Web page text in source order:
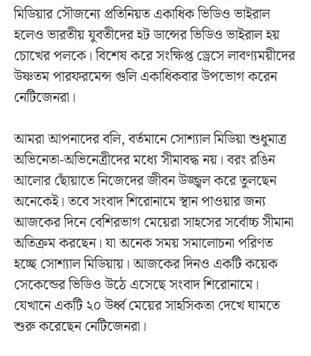
মিডিয়ার সৌজন্যে প্রতিনিয়ত একাধিক ভিডিও ভাইরাল
হলেও ভারতীয় যুবতীদের হট ডান্সের ভিডিও ভাইরাল হয়
চোখের পলকে। বিশেষ করে সংক্ষিপ্ত ড্রেসে লাবণ্যময়ীদের
উষ্ণতম পারফরমেন্স গুলি একাধিকবার উপভোগ করেন
নেটিজেনরা।
আমরা আপনাদের বলি, বর্তমানে সোশ্যাল মিডিয়া শুধুমাত্র
অভিনেতা-অভিনেত্রীদের মধ্যে সীমাবদ্ধ নয়। বরং রঙিন
আলোর ছোঁয়াতে নিজেদের জীবন উজ্জ্বল করে তুলছেন
অনেকেই। তবে সংবাদ শিরোনামে স্থান পাওয়ার জন্য
আজকের দিনে বেশিরভাগ মেয়েরা সাহসের সর্বোচ্চ সীমানা
অতিক্রম করছেন। যা অনেক সময় সমালোচনা পরিণত
হচ্ছে সোশ্যাল মিডিয়ায়। আজকের দিনও একটি কয়েক
সেকেন্ডের ভিডিও উঠে এসেছে সংবাদ শিরোনামে।
যেখানে একটি ২০ উর্ধ্ব মেয়ের সাহসিকতা দেখে ঘামতে
শুরু করেছেন নেটিজেনরা।